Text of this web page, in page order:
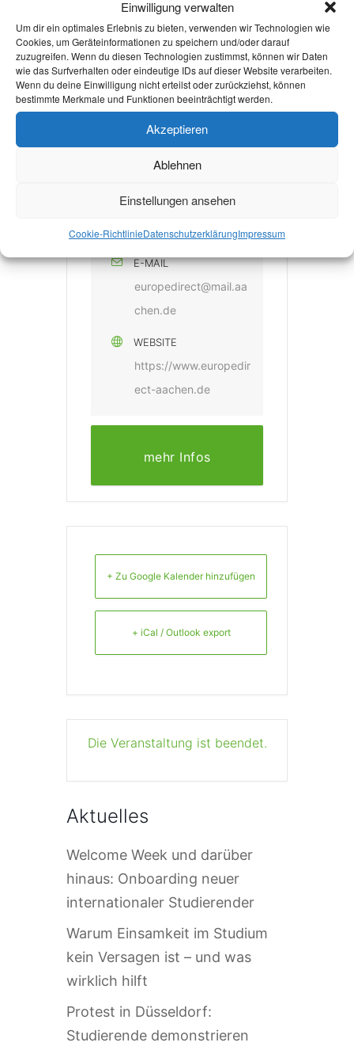
Einwilligung verwalten
Um dir ein optimales Erlebnis zu bieten, verwenden wir Technologien wie
Cookies, um Geräteinformationen zu speichern und/oder darauf
zuzugreifen. Wenn du diesen Technologien zustimmst, können wir Daten
wie das Surfverhalten oder eindeutige IDs auf dieser Website verarbeiten.
Wenn du deine Einwilligung nicht erteilst oder zurückziehst, können
bestimmte Merkmale und Funktionen beeinträchtigt werden.
Akzeptieren
Ablehnen
Einstellungen ansehen
Cookie-RichtlinieDatenschutzerklärungImpressum
KATEGORIE
Nachhaltigkeit
EUROPE DIRECT
AACHEN
E-MAIL
europedirect@mail.aa
chen.de
WEBSITE
https://www.europedir
ect-aachen.de
mehr Infos
+ Zu Google Kalender hinzufügen
+ iCal / Outlook export
Die Veranstaltung ist beendet.
Aktuelles
Welcome Week und darüber
hinaus: Onboarding neuer
internationaler Studierender
Warum Einsamkeit im Studium
kein Versagen ist – und was
wirklich hilft
Protest in Düsseldorf:
Studierende demonstrieren